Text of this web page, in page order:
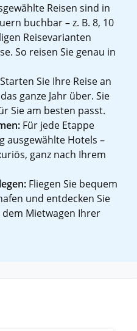
Reisen sind in
buchbar – z. B. 8, 10
Reisevarianten
So reisen Sie genau in
Starten Sie Ihre Reise an
ganze Jahr über. Sie
Sie am besten passt.
Für jede Etappe
ausgewählte Hotels –
ganz nach Ihrem
Fliegen Sie bequem
und entdecken Sie
Mietwagen Ihrer